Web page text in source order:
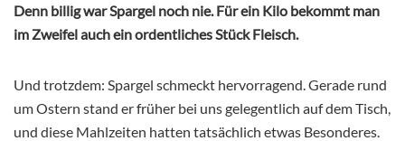
Denn billig war Spargel noch nie. Für ein Kilo bekommt man
im Zweifel auch ein ordentliches Stück Fleisch.
Und trotzdem: Spargel schmeckt hervorragend. Gerade rund
um Ostern stand er früher bei uns gelegentlich auf dem Tisch,
und diese Mahlzeiten hatten tatsächlich etwas Besonderes.